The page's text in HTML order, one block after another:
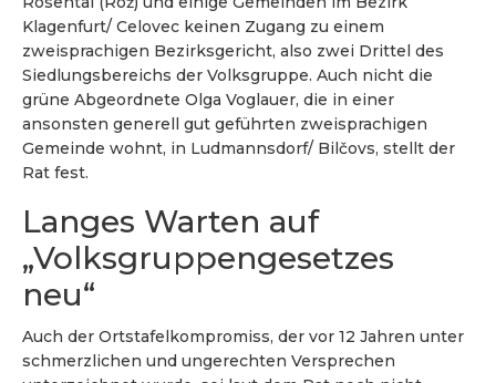
Klagenfurt/ Celovec keinen Zugang zu einem
zweisprachigen Bezirksgericht, also zwei Drittel des
Siedlungsbereichs der Volksgruppe. Auch nicht die
grüne Abgeordnete Olga Voglauer, die in einer
ansonsten generell gut geführten zweisprachigen
Gemeinde wohnt, in Ludmannsdorf/ Bilčovs, stellt der
Rat fest.
Langes Warten auf
„Volksgruppengesetzes
neu“
Auch der Ortstafelkompromiss, der vor 12 Jahren unter
schmerzlichen und ungerechten Versprechen